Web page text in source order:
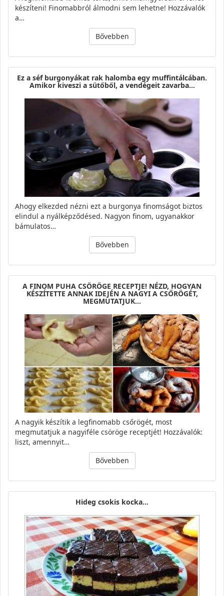
készíteni! Finomabbról álmodni sem lehetne! Hozzávalók
a…
Bővebben
Ez a séf burgonyákat rak halomba egy muffintálcában.
Amikor kiveszi a sütőből, a vendégeit zavarba…
Ahogy elkezded nézni ezt a burgonya finomságot biztos
elindul a nyálképződésed. Nagyon finom, ugyanakkor
bámulatos…
Bővebben
A FINOM PUHA CSÖRÖGE RECEPTJE! NÉZD, HOGYAN
KÉSZÍTETTE ANNAK IDEJÉN A NAGYI A CSŐRÖGÉT,
MEGMUTATJUK…
A nagyik készítik a legfinomabb csőrögét, most
megmutatjuk a nagyiféle csöröge receptjét! Hozzávalók:
liszt, amennyit…
Bővebben
Hideg csokis kocka...